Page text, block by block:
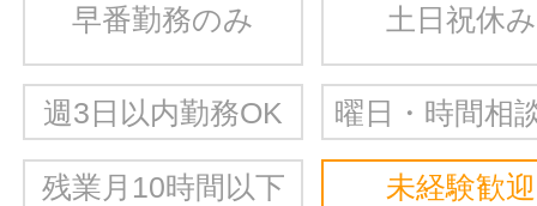
早番勤務のみ 土日祝休み
週3日以内勤務OK 曜日・時間相
残業月10時間以下 未経験歓迎